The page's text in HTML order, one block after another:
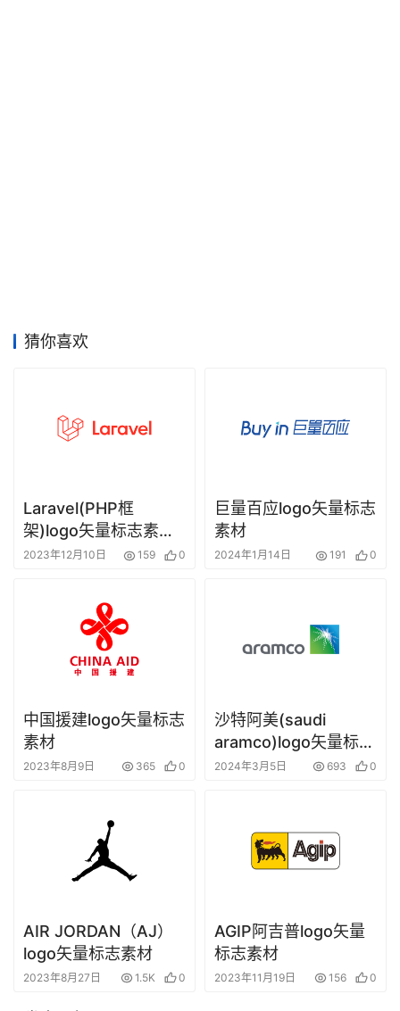
猜你喜欢
Laravel(PHP框
架)logo矢量标志素材
下载
2023年12月10日 159 0
巨量百应logo矢量标志
素材
2024年1月14日 191 0
中国援建logo矢量标志
素材
2023年8月9日 365 0
沙特阿美(saudi
aramco)logo矢量标志
素材
2024年3月5日 693 0
AIR JORDAN（AJ）
logo矢量标志素材
2023年8月27日 1.5K 0
AGIP阿吉普logo矢量
标志素材
2023年11月19日 156 0